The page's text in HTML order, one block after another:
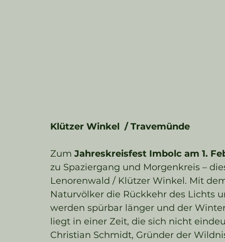
Klützer Winkel  / Travemünde
Zum Jahreskreisfest Imbolc am 1.
zu Spaziergang und Morgenkreis –
Lenorenwald / Klützer Winkel. Mit
Naturvölker die Rückkehr des Lichts
werden spürbar länger und der
liegt in einer Zeit, die sich nicht
Christian Schmidt, Gründer der